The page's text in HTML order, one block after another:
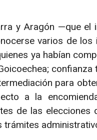
y Aragón —que el
varios de los
ya habían
confianza
para
a la
de las elecciones
trámites